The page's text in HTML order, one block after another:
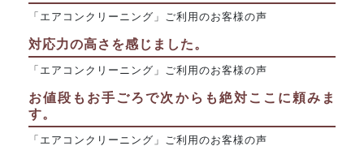
「エアコンクリーニング」ご利用のお客様の声
対応力の高さを感じました。
「エアコンクリーニング」ご利用のお客様の声
お値段もお手ごろで次からも絶対ここに頼みま
す。
「エアコンクリーニング」ご利用のお客様の声